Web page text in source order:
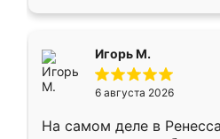
Игорь М.
6 августа 2026
На самом деле в